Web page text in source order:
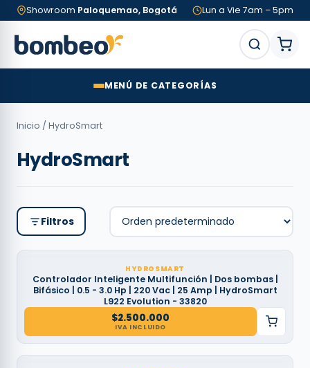
Showroom Paloquemao, Bogotá Lun a Vie 7am – 5pm
MENÚ DE CATEGORÍAS
Inicio / HydroSmart
HydroSmart
Filtros
HYDROSMART
Controlador Inteligente Multifunción | Dos bombas |
Bifásico | 0.5 - 3.0 Hp | 220 Vac | 25 Amp | HydroSmart
L922 Evolution - 33820
$2.500.000
IVA INCLUIDO